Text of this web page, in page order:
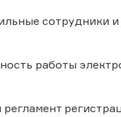
сотрудники
работы